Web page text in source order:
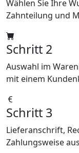
Wählen Sie Ihre
Zahnteilung und
Schritt 2
Auswahl im
mit einem
Schritt 3
Lieferanschrift,
Zahlungsweise